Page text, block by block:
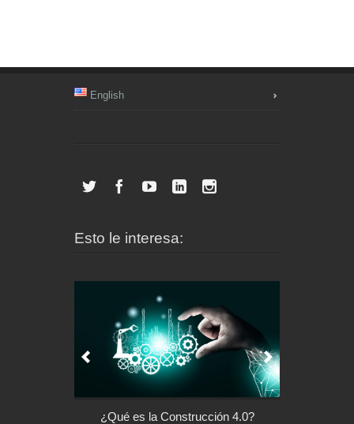
English
Esto le interesa:
¿Qué es la Construcción 4.0?
Arquitectura con